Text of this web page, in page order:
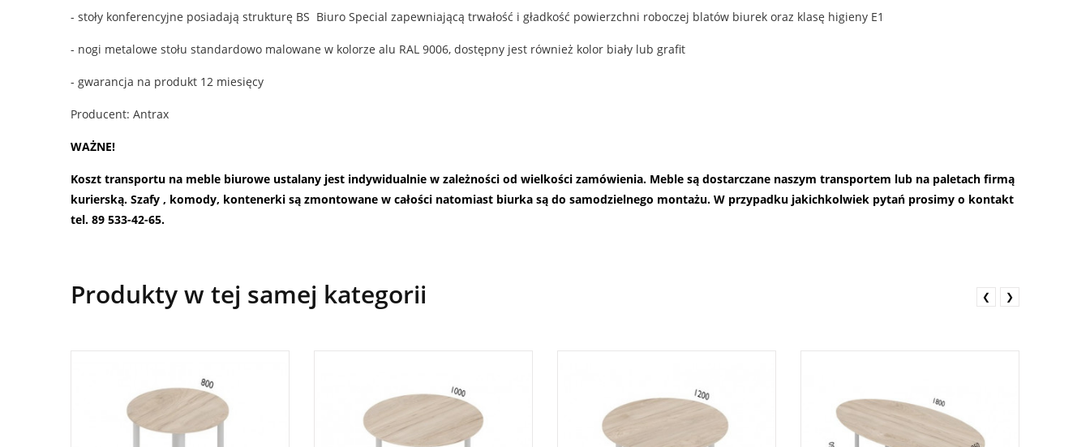
- stoły konferencyjne posiadają strukturę BS Biuro Special zapewniającą trwałość i gładkość powierzchni roboczej blatów biurek oraz klasę higieny E1
- nogi metalowe stołu standardowo malowane w kolorze alu RAL 9006, dostępny jest również kolor biały lub grafit
- gwarancja na produkt 12 miesięcy
Producent: Antrax
WAŻNE!
Koszt transportu na meble biurowe ustalany jest indywidualnie w zależności od wielkości zamówienia. Meble są dostarczane naszym transportem lub na paletach firmą
kurierską. Szafy , komody, kontenerki są zmontowane w całości natomiast biurka są do samodzielnego montażu. W przypadku jakichkolwiek pytań prosimy o kontakt
tel. 89 533-42-65.
Produkty w tej samej kategorii ❮ ❯